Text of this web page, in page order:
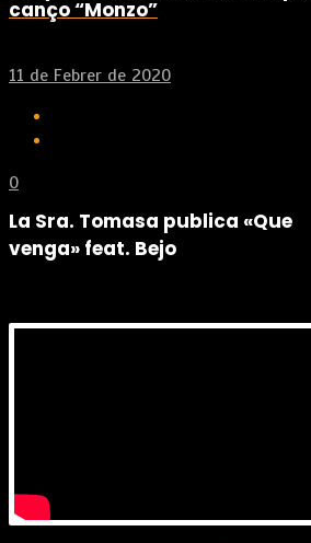
canço “Monzo”
11 de Febrer de 2020
0
La Sra. Tomasa publica «Que
venga» feat. Bejo